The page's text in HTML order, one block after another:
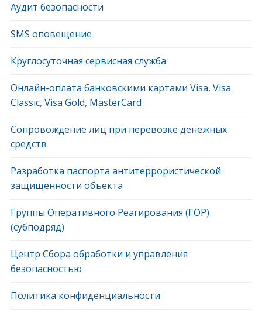
Аудит безопасности
SMS оповещение
Круглосуточная сервисная служба
Онлайн-оплата банковскими картами Visa, Visa
Classic, Visa Gold, MasterCard
Сопровождение лиц при перевозке денежных
средств
Разработка паспорта антитеррористической
защищенности объекта
Группы Оперативного Реагирования (ГОР)
(субподряд)
Центр Сбора обработки и управления
безопасностью
Политика конфиденциальности